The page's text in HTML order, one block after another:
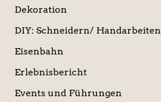
Dekoration
DIY: Schneidern/ Handarbeiten
Eisenbahn
Erlebnisbericht
Events und Führungen